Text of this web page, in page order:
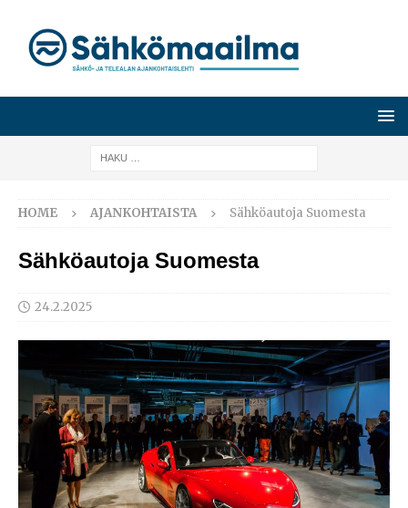
HOME AJANKOHTAISTA Sähköautoja Suomesta
Sähköautoja Suomesta
24.2.2025